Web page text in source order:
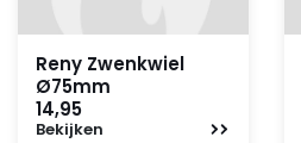
Reny Zwenkwiel
Ø75mm
14,95
Bekijken